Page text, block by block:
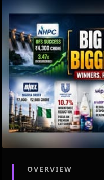
OVERVIEW